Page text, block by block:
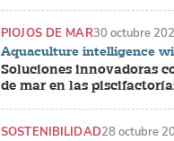
Aquaculture intelligence
Soluciones innovadoras
de mar en las
PIOJOS DE MAR30 octubre
SOSTENIBILIDAD28 octubre